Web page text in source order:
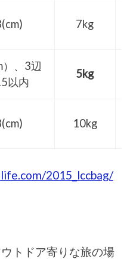
7kg
、3辺
以内
5kg
10kg
2015_lccbag/
トドア寄りな旅の場